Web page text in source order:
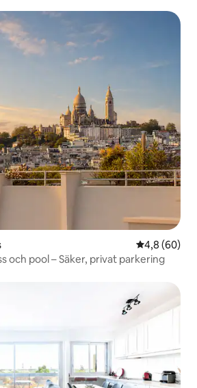
4,8 av 5 i
4,8 (60)
och pool – Säker, privat parkering